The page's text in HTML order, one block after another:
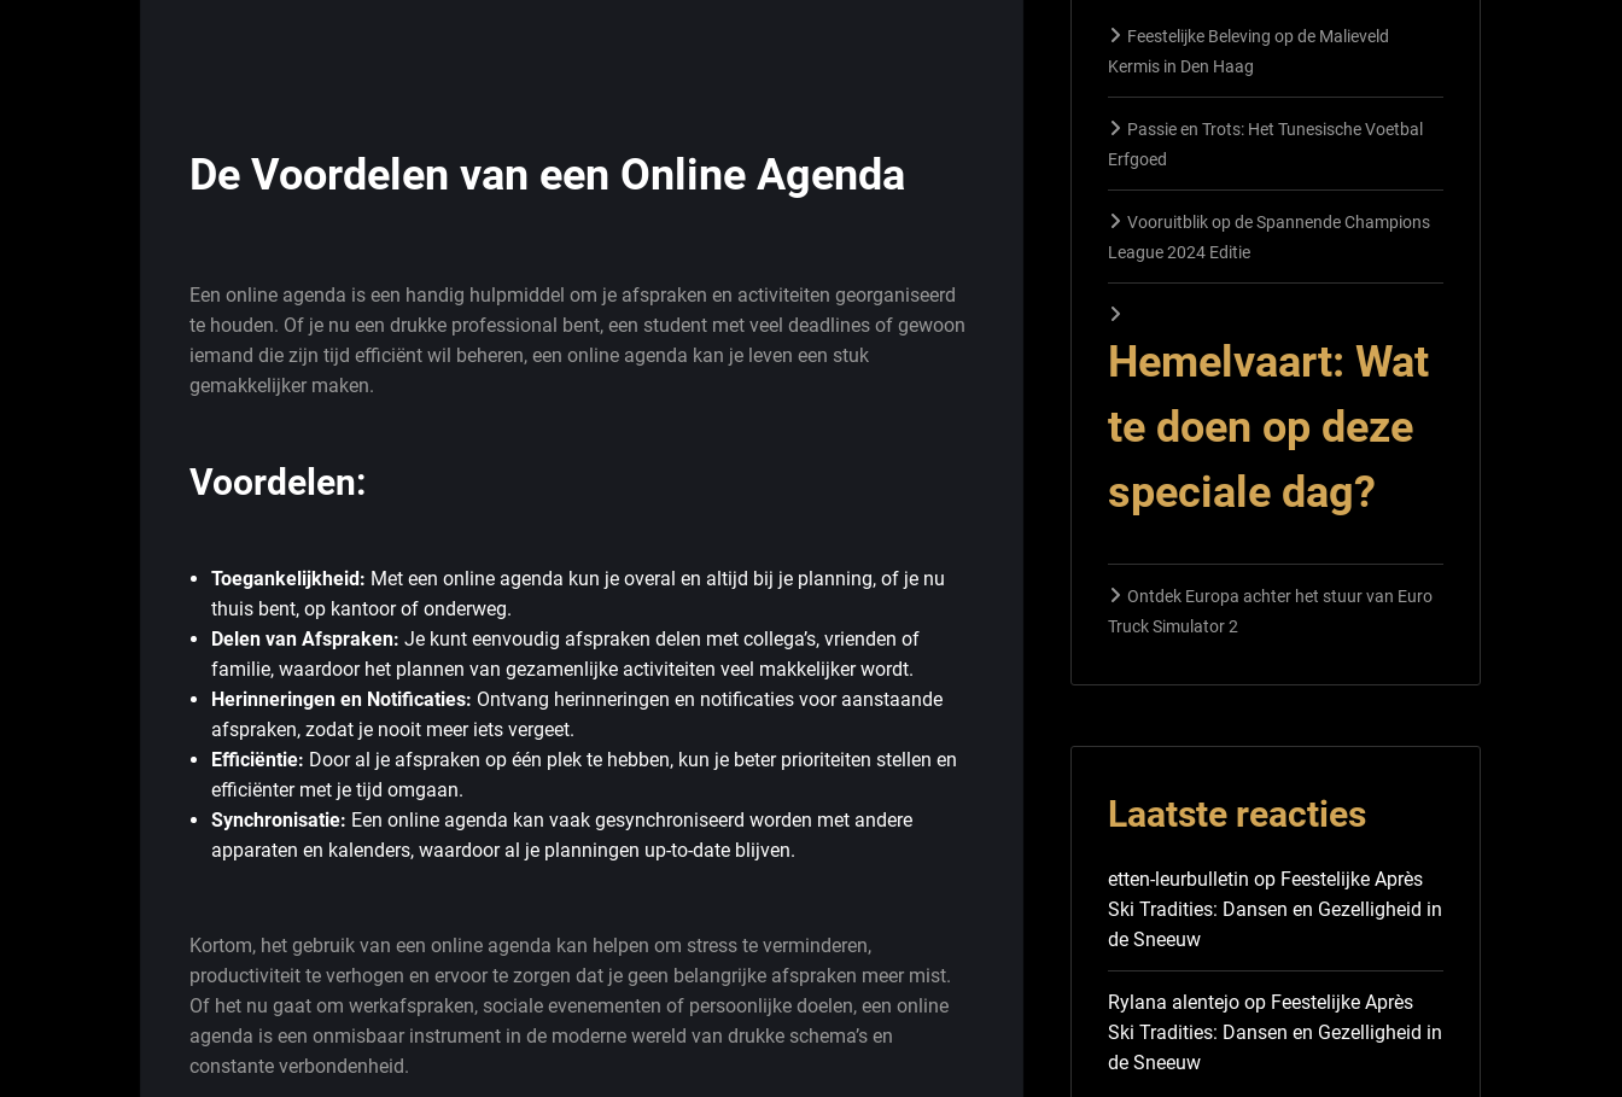
De Voordelen van een Online Agenda
Een online agenda is een handig hulpmiddel om je afspraken en activiteiten georganiseerd
te houden. Of je nu een drukke professional bent, een student met veel deadlines of gewoon
iemand die zijn tijd efficiënt wil beheren, een online agenda kan je leven een stuk
gemakkelijker maken.
Voordelen:
Toegankelijkheid: Met een online agenda kun je overal en altijd bij je planning, of je nu
thuis bent, op kantoor of onderweg.
Delen van Afspraken: Je kunt eenvoudig afspraken delen met collega’s, vrienden of
familie, waardoor het plannen van gezamenlijke activiteiten veel makkelijker wordt.
Herinneringen en Notificaties: Ontvang herinneringen en notificaties voor aanstaande
afspraken, zodat je nooit meer iets vergeet.
Efficiëntie: Door al je afspraken op één plek te hebben, kun je beter prioriteiten stellen en
efficiënter met je tijd omgaan.
Synchronisatie: Een online agenda kan vaak gesynchroniseerd worden met andere
apparaten en kalenders, waardoor al je planningen up-to-date blijven.
Kortom, het gebruik van een online agenda kan helpen om stress te verminderen,
productiviteit te verhogen en ervoor te zorgen dat je geen belangrijke afspraken meer mist.
Of het nu gaat om werkafspraken, sociale evenementen of persoonlijke doelen, een online
agenda is een onmisbaar instrument in de moderne wereld van drukke schema’s en
constante verbondenheid.
Feestelijke Beleving op de Malieveld
Kermis in Den Haag
Passie en Trots: Het Tunesische Voetbal
Erfgoed
Vooruitblik op de Spannende Champions
League 2024 Editie
Hemelvaart: Wat
te doen op deze
speciale dag?
Ontdek Europa achter het stuur van Euro
Truck Simulator 2
Laatste reacties
etten-leurbulletin op Feestelijke Après
Ski Tradities: Dansen en Gezelligheid in
de Sneeuw
Rylana alentejo op Feestelijke Après
Ski Tradities: Dansen en Gezelligheid in
de Sneeuw